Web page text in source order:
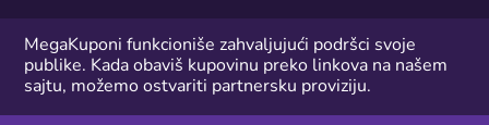
MegaKuponi funkcioniše zahvaljujući podršci svoje
publike. Kada obaviš kupovinu preko linkova na našem
sajtu, možemo ostvariti partnersku proviziju.